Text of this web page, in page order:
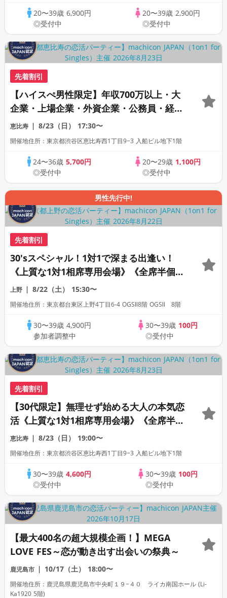
20〜39歳 6,900円
◎受付中
20〜39歳 2,900円
◎受付中
先着割引
【ハイスぺ男性限定】年収700万以上・大
企業・上場企業・外資企業・公務員・経営
者・医師・歯科医師・弁護士・経営者・イ
ケメン×20代女性《1対1相席専用・半個室
恵比寿 8/23（日） 17:30〜
開催地住所：東京都渋谷区恵比寿西1丁目9−3 入船ビル地下1階
24〜36歳5,700円
◎受付中
20〜29歳 1,100円
◎受付中
男性先行中!
先着割引
30′sスペシャル！1対1で深まる出逢い！
《上質な1対1相席専用会場》《全席半個
室》《飲み放題付き》《machicon
JAPAN主催》
上野 8/22（土） 15:30〜
開催地住所：東京都台東区上野4丁目6-4 OGSⅡ8階 OGSⅡ 8階
30〜39歳 4,900円
参加者調整中
30〜39歳 100円
◎受付中
先着割引
【30代限定】無理せず始める大人の本気恋
活《上質な1対1相席専用会場》《全席半個
室》《飲み放題付き》《machicon
JAPAN主催》
恵比寿 8/23（日） 19:00〜
開催地住所：東京都渋谷区恵比寿西1丁目9−3 入船ビル地下1階
30〜39歳4,600円
◎受付中
30〜39歳 100円
◎受付中
【最大400名の超大規模企画！】MEGA
LOVE FES～恋が動き出す出会いの祭典～
鹿児島市 10/17（土） 18:00〜
開催地住所：鹿児島県鹿児島市中央町１９−４０ ライカ南国ホール (Li-
Ka1920 5階)